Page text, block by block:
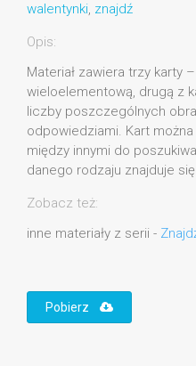
walentynki, znajdź
Opis:
Materiał zawiera trzy karty
wieloelementową, drugą z
liczby poszczególnych
odpowiedziami. Kart
między innymi do
danego rodzaju znajduje
Zobacz też:
inne materiały z serii -
Pobierz